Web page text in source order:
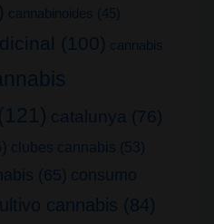
cannabinoides (45)
(100) cannabis
(121) catalunya (76)
clubes cannabis (53)
(65) consumo
cannabis (84)